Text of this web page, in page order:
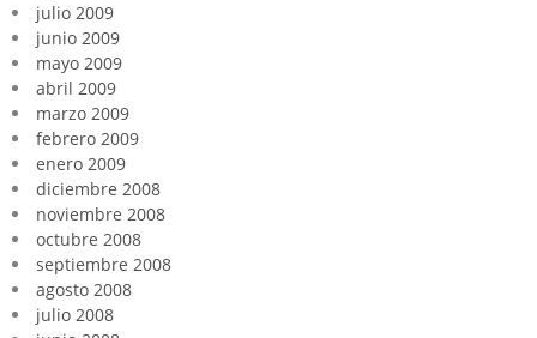
julio 2009
junio 2009
mayo 2009
abril 2009
marzo 2009
febrero 2009
enero 2009
diciembre 2008
noviembre 2008
octubre 2008
septiembre 2008
agosto 2008
julio 2008